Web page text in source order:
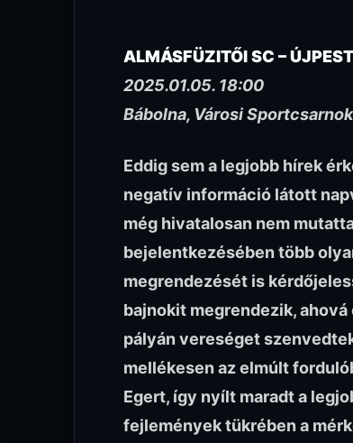
ALMÁSFÜZITŐI SC –
2025.01.05. 18:00
Bábolna, Városi Sportcsarnok
Eddig sem a legjobb hírek
negatív információ látott
még hivatalosan nem
bejelentkezésében több
megrendezését is
bajnokit megrendezik,
pályán vereséget
mellékesen az elmúlt
Egert, így nyílt maradt a
fejlemények tükrében a